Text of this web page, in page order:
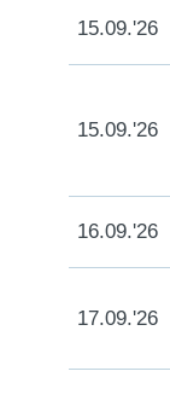
15.09.'26
15.09.'26
16.09.'26
17.09.'26